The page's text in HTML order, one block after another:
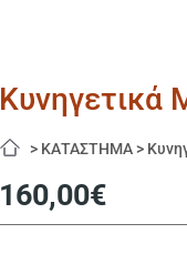
Κυνηγετικά
> ΚΑΤΑΣΤΗΜΑ >
160,00€